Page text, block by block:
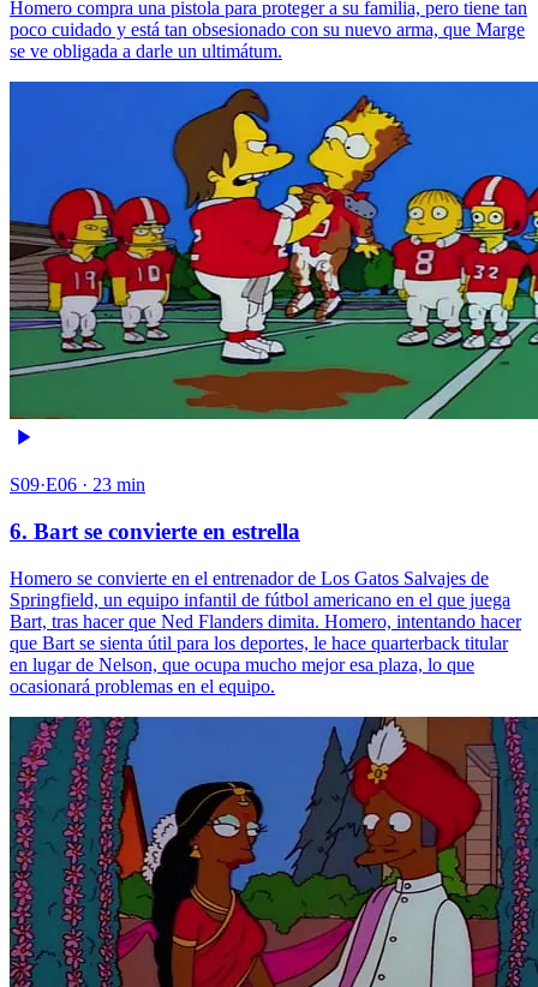
Homero compra una pistola para proteger a su familia, pero tiene tan
poco cuidado y está tan obsesionado con su nuevo arma, que Marge
se ve obligada a darle un ultimátum.
S09·E06 · 23 min
6. Bart se convierte en estrella
Homero se convierte en el entrenador de Los Gatos Salvajes de
Springfield, un equipo infantil de fútbol americano en el que juega
Bart, tras hacer que Ned Flanders dimita. Homero, intentando hacer
que Bart se sienta útil para los deportes, le hace quarterback titular
en lugar de Nelson, que ocupa mucho mejor esa plaza, lo que
ocasionará problemas en el equipo.